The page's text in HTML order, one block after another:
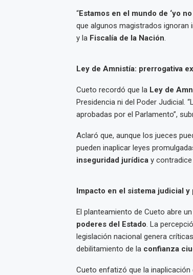
“Estamos en el mundo de ‘yo
que algunos magistrados ignoran
y la Fiscalía de la Nación.
Ley de Amnistía: prerrogativa
Cueto recordó que la Ley de
Presidencia ni del Poder Judicial.
aprobadas por el Parlamento”,
Aclaró que, aunque los jueces
pueden inaplicar leyes
inseguridad jurídicay contradice
Impacto en el sistema judicial y
El planteamiento de Cueto abre
poderes del Estado. La
legislación nacional genera
debilitamiento de la confianza
Cueto enfatizó que la